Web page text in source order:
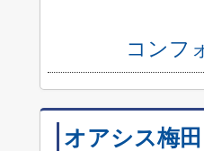
コンフ
オアシス梅田